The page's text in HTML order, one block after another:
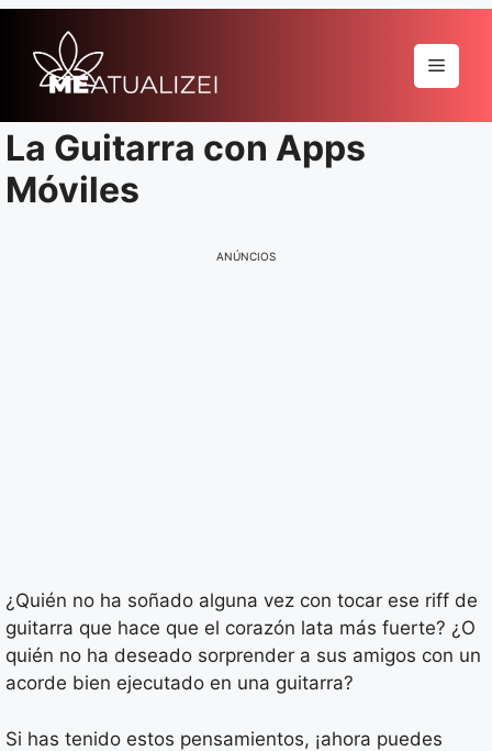
para
Menu
La Guitarra con Apps
Móviles
ANÚNCIOS
¿Quién no ha soñado alguna vez con tocar ese riff de
guitarra que hace que el corazón lata más fuerte? ¿O
quién no ha deseado sorprender a sus amigos con un
acorde bien ejecutado en una guitarra?
Si has tenido estos pensamientos, ¡ahora puedes